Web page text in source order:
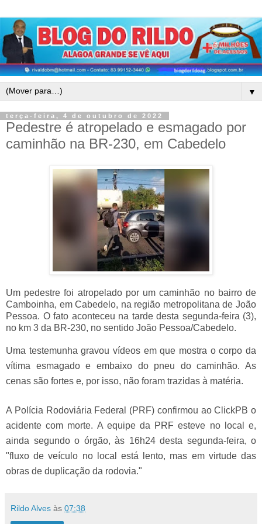
▼
terça-feira, 4 de outubro de 2022
Pedestre é atropelado e esmagado por
caminhão na BR-230, em Cabedelo
Um pedestre foi atropelado por um caminhão no bairro de
Camboinha, em Cabedelo, na região metropolitana de João
Pessoa. O fato aconteceu na tarde desta segunda-feira (3),
no km 3 da BR-230, no sentido João Pessoa/Cabedelo.
Uma testemunha gravou vídeos em que mostra o corpo da
vítima esmagado e embaixo do pneu do caminhão. As
cenas são fortes e, por isso, não foram trazidas à matéria.
A Polícia Rodoviária Federal (PRF) confirmou ao ClickPB o
acidente com morte. A equipe da PRF esteve no local e,
ainda segundo o órgão, às 16h24 desta segunda-feira, o
"fluxo de veículo no local está lento, mas em virtude das
obras de duplicação da rodovia."
Rildo Alves às 07:38